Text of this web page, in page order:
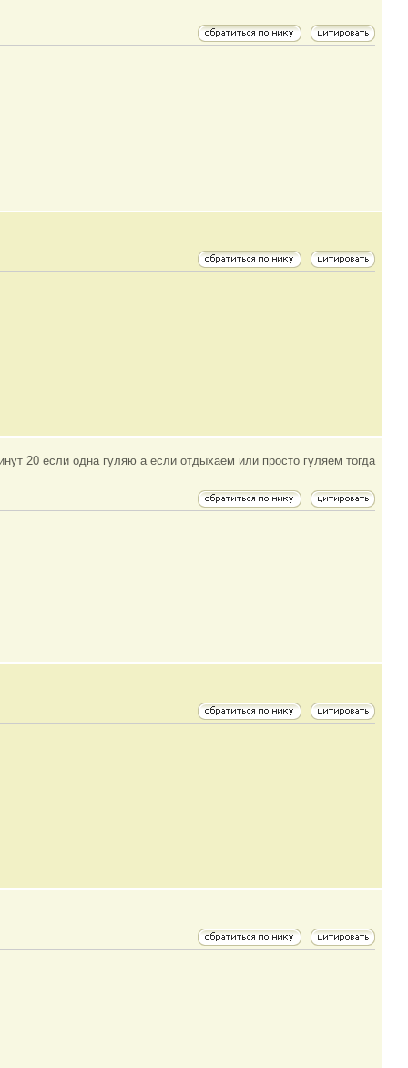
20 если одна гуляю а если отдыхаем или просто гуляем тогда